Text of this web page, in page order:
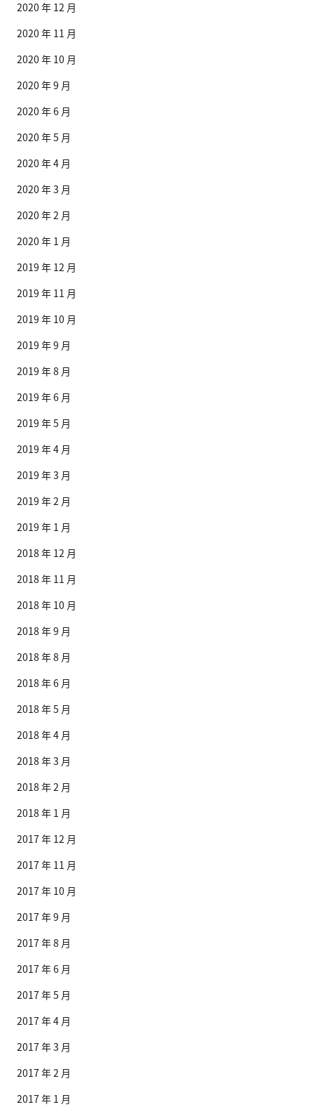
2020 年 12 月
2020 年 11 月
2020 年 10 月
2020 年 9 月
2020 年 6 月
2020 年 5 月
2020 年 4 月
2020 年 3 月
2020 年 2 月
2020 年 1 月
2019 年 12 月
2019 年 11 月
2019 年 10 月
2019 年 9 月
2019 年 8 月
2019 年 6 月
2019 年 5 月
2019 年 4 月
2019 年 3 月
2019 年 2 月
2019 年 1 月
2018 年 12 月
2018 年 11 月
2018 年 10 月
2018 年 9 月
2018 年 8 月
2018 年 6 月
2018 年 5 月
2018 年 4 月
2018 年 3 月
2018 年 2 月
2018 年 1 月
2017 年 12 月
2017 年 11 月
2017 年 10 月
2017 年 9 月
2017 年 8 月
2017 年 6 月
2017 年 5 月
2017 年 4 月
2017 年 3 月
2017 年 2 月
2017 年 1 月